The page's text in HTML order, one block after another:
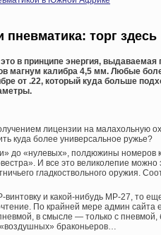
пневматика: торг
в принципе энергия,
магнум калибра 4,5 мм. Любые
от .22, который куда больше
лицензии на малахольную
куда более универсальное ружье?
до «нулевых», полдюжины номеров
И все это великолепие
гладкоствольного оружия.
и какой-нибудь МР-27, то
По крайней мере админ сайта
в смысле — только с
браконьеров…